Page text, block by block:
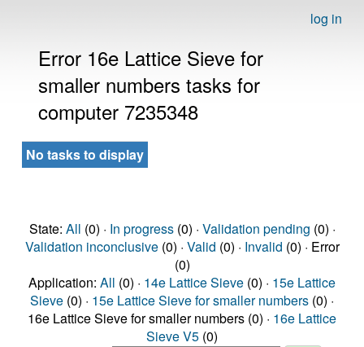
log in
Error 16e Lattice Sieve for
smaller numbers tasks for
computer 7235348
No tasks to display
State: All (0) · In progress(0) · Validation pending (0) ·
Validation inconclusive(0) · Valid (0) · Invalid (0) · Error
(0)
Application: All (0) · 14e Lattice Sieve (0) · 15e Lattice
Sieve (0) · 15e Lattice Sieve for smaller numbers (0) ·
16e Lattice Sieve for smaller numbers (0) · 16e Lattice
Sieve V5 (0)